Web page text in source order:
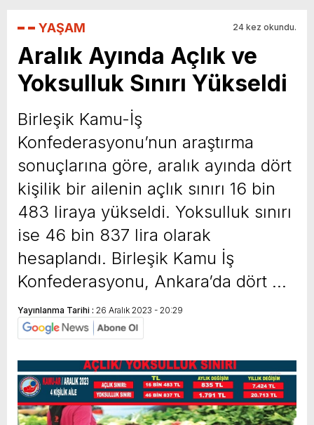
YAŞAM 24 kez okundu.
Aralık Ayında Açlık ve
Yoksulluk Sınırı Yükseldi
Birleşik Kamu-İş
Konfederasyonu’nun araştırma
sonuçlarına göre, aralık ayında dört
kişilik bir ailenin açlık sınırı 16 bin
483 liraya yükseldi. Yoksulluk sınırı
ise 46 bin 837 lira olarak
hesaplandı. Birleşik Kamu İş
Konfederasyonu, Ankara’da dört …
Yayınlanma Tarihi : 26 Aralık 2023 - 20:29